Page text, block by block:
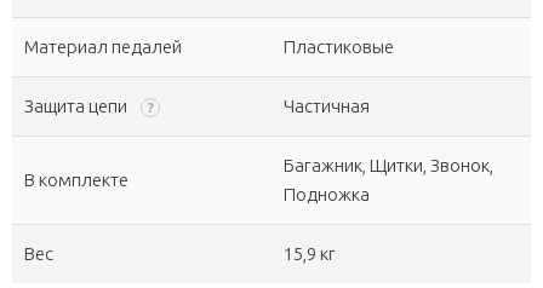
Материал педалей Пластиковые
Защита цепи ? Частичная
В комплекте
Багажник, Щитки, Звонок,
Подножка
Вес 15,9 кг